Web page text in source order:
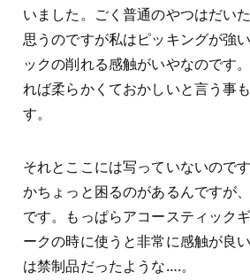
いました。ごく普通のやつはだい
思うのですが私はピッキングが強
ックの削れる感触がいやなのです
れば柔らかくておかしいと言う事
す。
それとここには写っていないので
かちょっと困るのがあるんですが
です。もっぱらアコースティック
ークの時に使うと非常に感触が良
は禁制品だったような….。